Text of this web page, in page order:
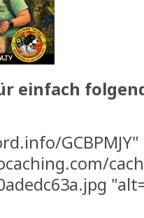
einfach